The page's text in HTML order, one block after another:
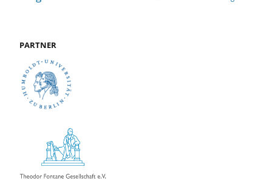
PARTNER